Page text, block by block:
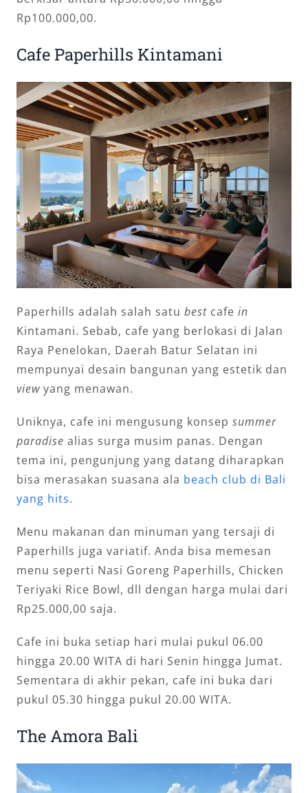
Rp100.000,00.
Cafe Paperhills Kintamani
Paperhills adalah salah satu bestcafe in
Kintamani. Sebab, cafe yang berlokasi di Jalan
Raya Penelokan, Daerah Batur Selatan ini
mempunyai desain bangunan yang estetik dan
viewyang menawan.
Uniknya, cafe ini mengusung konsep summer
paradise alias surga musim panas. Dengan
tema ini, pengunjung yang datang diharapkan
bisa merasakan suasana ala beach club di Bali
yang hits.
Menu makanan dan minuman yang tersaji di
Paperhills juga variatif. Anda bisa memesan
menu seperti Nasi Goreng Paperhills, Chicken
Teriyaki Rice Bowl, dll dengan harga mulai dari
Rp25.000,00 saja.
Cafe ini buka setiap hari mulai pukul 06.00
hingga 20.00 WITA di hari Senin hingga Jumat.
Sementara di akhir pekan, cafe ini buka dari
pukul 05.30 hingga pukul 20.00 WITA.
The Amora Bali